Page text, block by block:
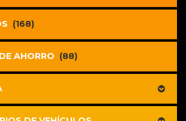
(168)
AHORRO (88)